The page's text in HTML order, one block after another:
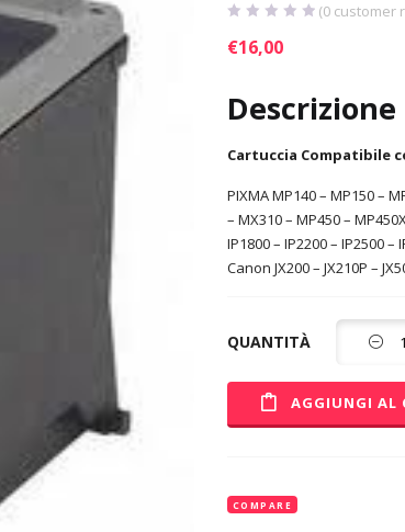
(0 customer
€16,00
Descrizione
Cartuccia Compatibile
PIXMA MP140 – MP150 –
– MX310 – MP450 –
IP1800 – IP2200 – IP2500 –
Canon JX200 – JX210P –
QUANTITÀ
AGGIUNGI AL
COMPARE